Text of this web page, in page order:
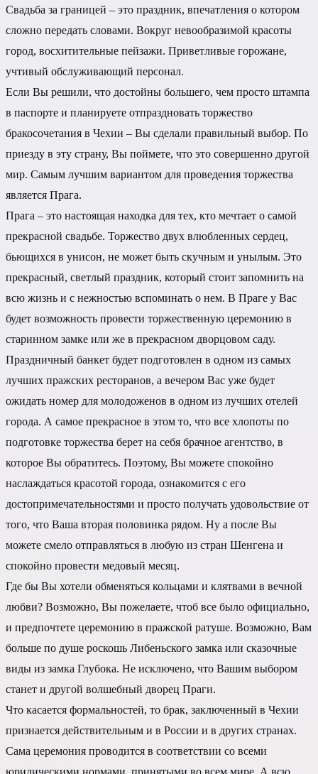
Свадьба за границей – это праздник, впечатления о котором
сложно передать словами. Вокруг невообразимой красоты
город, восхитительные пейзажи. Приветливые горожане,
учтивый обслуживающий персонал.
Если Вы решили, что достойны большего, чем просто штампа
в паспорте и планируете отпраздновать торжество
бракосочетания в Чехии – Вы сделали правильный выбор. По
приезду в эту страну, Вы поймете, что это совершенно другой
мир. Самым лучшим вариантом для проведения торжества
является Прага.
Прага – это настоящая находка для тех, кто мечтает о самой
прекрасной свадьбе. Торжество двух влюбленных сердец,
бьющихся в унисон, не может быть скучным и унылым. Это
прекрасный, светлый праздник, который стоит запомнить на
всю жизнь и с нежностью вспоминать о нем. В Праге у Вас
будет возможность провести торжественную церемонию в
старинном замке или же в прекрасном дворцовом саду.
Праздничный банкет будет подготовлен в одном из самых
лучших пражских ресторанов, а вечером Вас уже будет
ожидать номер для молодоженов в одном из лучших отелей
города. А самое прекрасное в этом то, что все хлопоты по
подготовке торжества берет на себя брачное агентство, в
которое Вы обратитесь. Поэтому, Вы можете спокойно
наслаждаться красотой города, ознакомится с его
достопримечательностями и просто получать удовольствие от
того, что Ваша вторая половинка рядом. Ну а после Вы
можете смело отправляться в любую из стран Шенгена и
спокойно провести медовый месяц.
Где бы Вы хотели обменяться кольцами и клятвами в вечной
любви? Возможно, Вы пожелаете, чтоб все было официально,
и предпочтете церемонию в пражской ратуше. Возможно, Вам
больше по душе роскошь Либеньского замка или сказочные
виды из замка Глубока. Не исключено, что Вашим выбором
станет и другой волшебный дворец Праги.
Что касается формальностей, то брак, заключенный в Чехии
признается действительным и в России и в других странах.
Сама церемония проводится в соответствии со всеми
юридическими нормами, принятыми во всем мире. А всю